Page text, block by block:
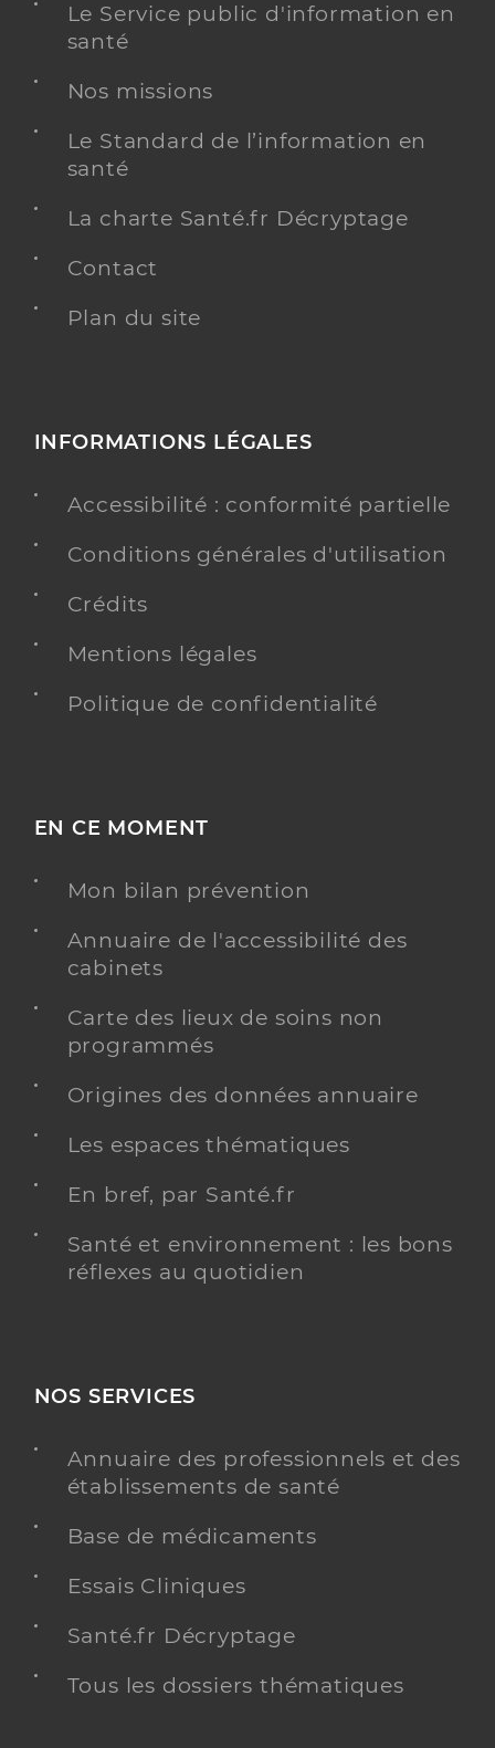
Le Service public d'information en
santé
Nos missions
Le Standard de l’information en
santé
La charte Santé.fr Décryptage
Contact
Plan du site
INFORMATIONS LÉGALES
Accessibilité : conformité partielle
Conditions générales d'utilisation
Crédits
Mentions légales
Politique de confidentialité
EN CE MOMENT
Mon bilan prévention
Annuaire de l'accessibilité des
cabinets
Carte des lieux de soins non
programmés
Origines des données annuaire
Les espaces thématiques
En bref, par Santé.fr
Santé et environnement : les bons
réflexes au quotidien
NOS SERVICES
Annuaire des professionnels et des
établissements de santé
Base de médicaments
Essais Cliniques
Santé.fr Décryptage
Tous les dossiers thématiques